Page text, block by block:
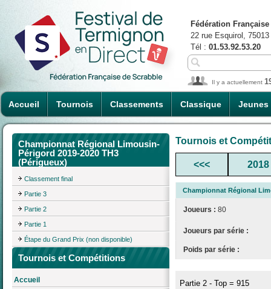
Accueil Tournois Classements Classique Jeunes
Fédération
22 rue Esquirol,
Tél : 01.53.92.53.20
Il y a actuellement
Championnat Régional Limousin-
Périgord 2019-2020 TH3
(Périgueux)
Classement final
Partie 3
Partie 2
Partie 1
Étape du Grand Prix (non disponible)
Tournois et Compétitions
Accueil
Tournois et
<<< 2018
Championnat Régional
Joueurs : 80
Joueurs par série :
Poids par série :
Partie 2 - Top = 915